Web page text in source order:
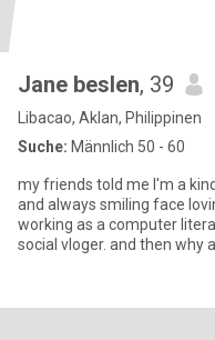
Jane beslen, 39
Libacao, Aklan, Philippinen
Suche: Männlich 50 - 60
my friends told me I'm a
and always smiling face
working as a computer
social vloger. and then why